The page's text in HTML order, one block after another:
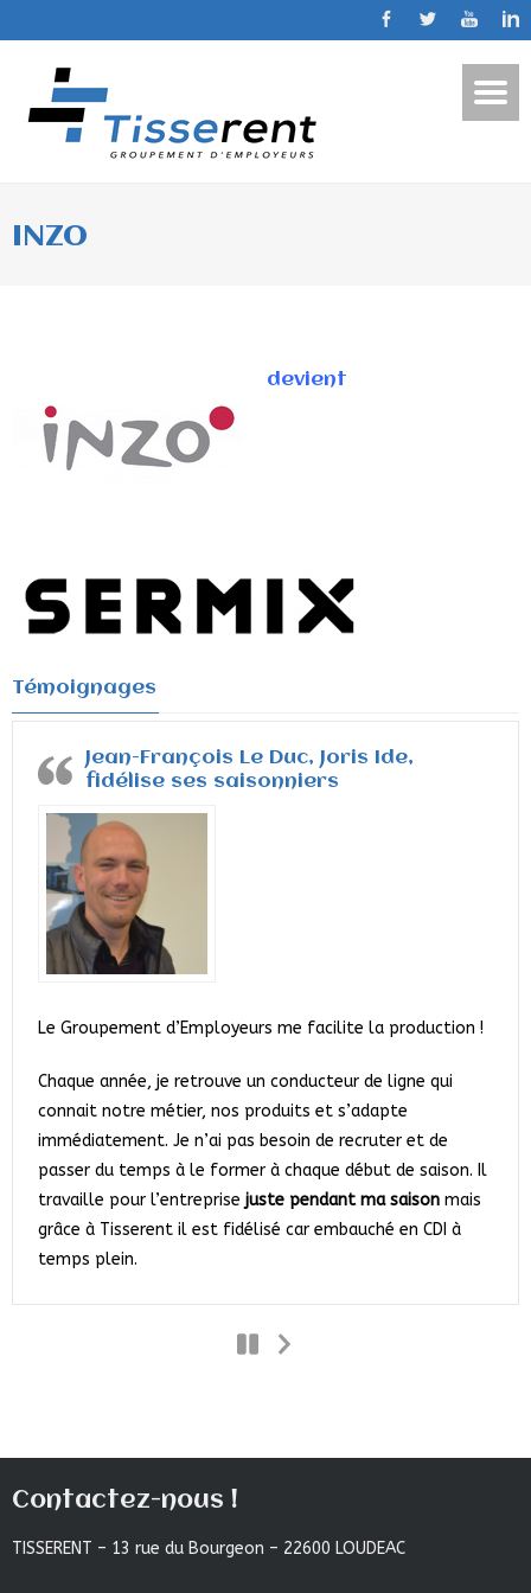
INZO
devient
Témoignages
Jean-François Le Duc, Joris Ide,
fidélise ses saisonniers
Le Groupement d’Employeurs me facilite la production !
Chaque année, je retrouve un conducteur de ligne qui
connait notre métier, nos produits et s’adapte
immédiatement. Je n’ai pas besoin de recruter et de
passer du temps à le former à chaque début de saison. Il
travaille pour l’entreprise juste pendant ma saison mais
grâce à Tisserent il est fidélisé car embauché en CDI à
temps plein.
Contactez-nous !
TISSERENT – 13 rue du Bourgeon – 22600 LOUDEAC